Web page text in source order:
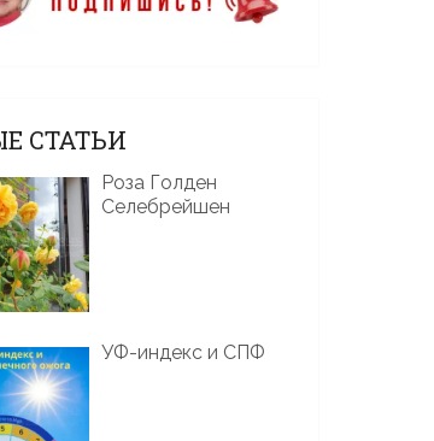
СТАТЬИ
Роза Голден
Селебрейшен
УФ-индекс и СПФ